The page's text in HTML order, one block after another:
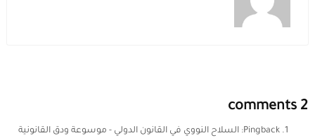
2 comments
Pingback: السلاح النووي في القانون الدولي - موسوعة ودق القانونية